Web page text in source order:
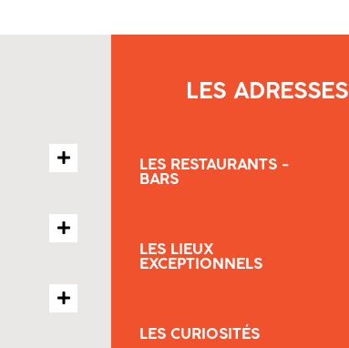
LES ADRESSES
LES RESTAURANTS -
BARS
LES LIEUX
EXCEPTIONNELS
LES CURIOSITÉS